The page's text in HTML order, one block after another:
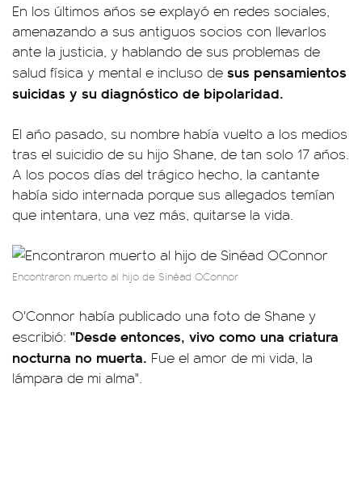
En los últimos años se explayó en redes sociales,
amenazando a sus antiguos socios con llevarlos
ante la justicia, y hablando de sus problemas de
salud física y mental e incluso de sus pensamientos
suicidas y su diagnóstico de bipolaridad.
El año pasado, su nombre había vuelto a los medios
tras el suicidio de su hijo Shane, de tan solo 17 años.
A los pocos días del trágico hecho, la cantante
había sido internada porque sus allegados temían
que intentara, una vez más, quitarse la vida.
Encontraron muerto al hijo de Sinéad OConnor
O'Connor había publicado una foto de Shane y
escribió: "Desde entonces, vivo como una criatura
nocturna no muerta. Fue el amor de mi vida, la
lámpara de mi alma".